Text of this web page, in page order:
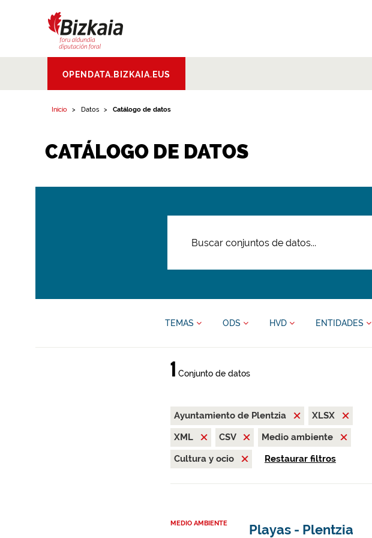
Aldundia.Diputacion
Foral de Bizkaia
OPENDATA.BIZKAIA.EUS
Inicio Datos Catálogo de datos
CATÁLOGO DE DATOS
TEMAS ODS HVD ENTIDADES
1 Conjunto de datos
Ayuntamiento de Plentzia
XLSX
XML
CSV
Medio ambiente
Cultura y ocio
Restaurar filtros
MEDIO AMBIENTE Playas - Plentzia